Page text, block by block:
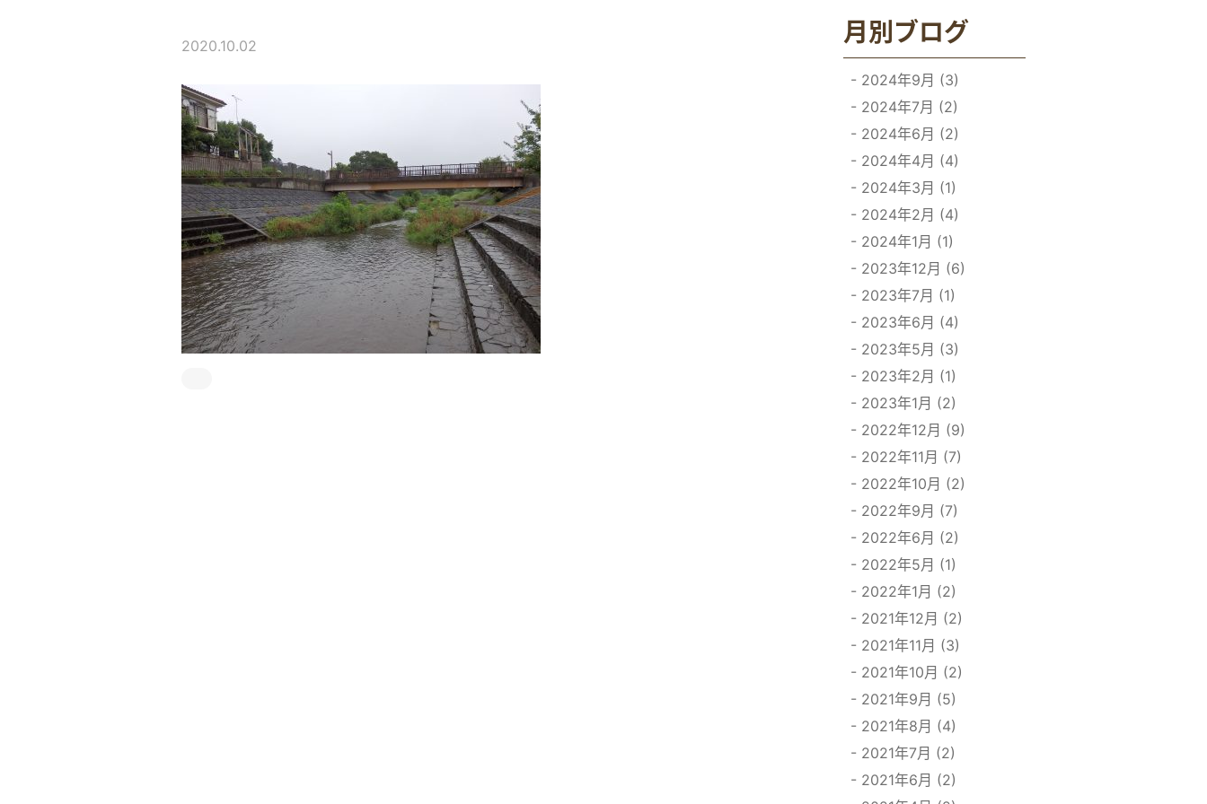
2020.10.02 月別ブログ
2024年9月 (3)
2024年7月 (2)
2024年6月 (2)
2024年4月 (4)
2024年3月 (1)
2024年2月 (4)
2024年1月 (1)
2023年12月 (6)
2023年7月 (1)
2023年6月 (4)
2023年5月 (3)
2023年2月 (1)
2023年1月 (2)
2022年12月 (9)
2022年11月 (7)
2022年10月 (2)
2022年9月 (7)
2022年6月 (2)
2022年5月 (1)
2022年1月 (2)
2021年12月 (2)
2021年11月 (3)
2021年10月 (2)
2021年9月 (5)
2021年8月 (4)
2021年7月 (2)
2021年6月 (2)